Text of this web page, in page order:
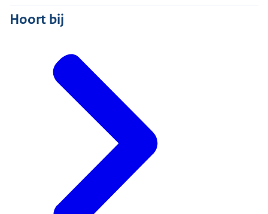
Hoort bij